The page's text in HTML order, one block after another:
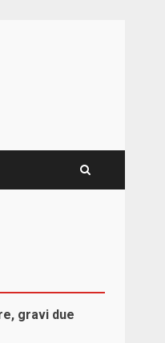
gravi due